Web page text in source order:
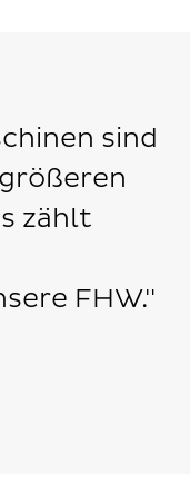
sind
zählt
FHW."